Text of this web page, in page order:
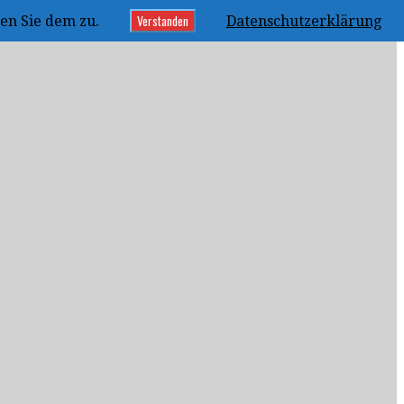
Sie dem zu. Verstanden Datenschutzerklärung